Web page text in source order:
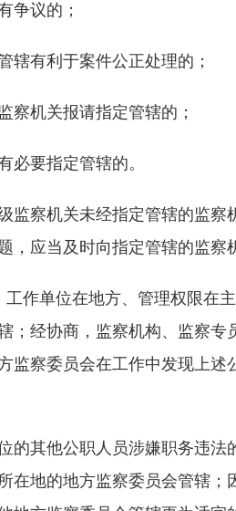
议的；
有利于案件公正处理的；
机关报请指定管辖的；
要指定管辖的。
察机关未经指定管辖的监察
，应当及时向指定管辖的监察
单位在地方、管理权限在主
；经协商，监察机构、监察
监察委员会在工作中发现上
其他公职人员涉嫌职务违法
在地的地方监察委员会管辖